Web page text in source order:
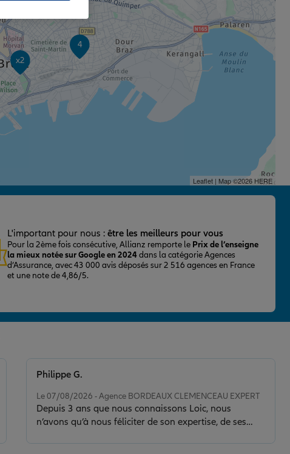
4
x2
Leaflet| Map ©2026 HERE
L'important pour nous : être les meilleurs pour vous
Pour la 2ème fois consécutive, Allianz remporte le Prix de l’enseigne
la mieux notée sur Google en 2024dans la catégorie Agences
d’Assurance, avec 43 000 avis déposés sur 2 516 agences en France
et une note de 4,86/5.
Le 07/08/2026 - Agence BORDEAUX CLEMENCEAU EXPERT
Depuis 3 ans que nous connaissons Loic, nous
n’avons qu’à nous féliciter de son expertise, de ses
Philippe G.